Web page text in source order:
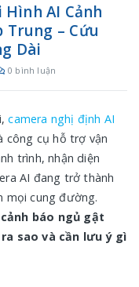
AI Cảnh
Trung – Cứu
Dài
0 bình luận
camera nghị định AI
công cụ hỗ trợ vận
trình, nhận diện
AI đang trở thành
mọi cung đường.
báo ngủ gật
sao và cần lưu ý gì